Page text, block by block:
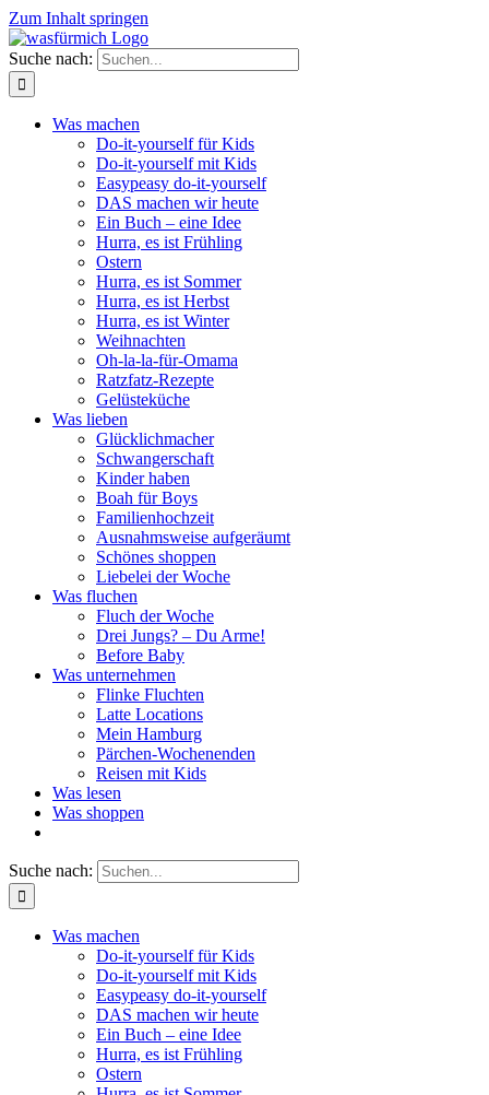
Zum Inhalt springen
Suche nach:
Was machen
Do-it-yourself für Kids
Do-it-yourself mit Kids
Easypeasy do-it-yourself
DAS machen wir heute
Ein Buch – eine Idee
Hurra, es ist Frühling
Ostern
Hurra, es ist Sommer
Hurra, es ist Herbst
Hurra, es ist Winter
Weihnachten
Oh-la-la-für-Omama
Ratzfatz-Rezepte
Gelüsteküche
Was lieben
Glücklichmacher
Schwangerschaft
Kinder haben
Boah für Boys
Familienhochzeit
Ausnahmsweise aufgeräumt
Schönes shoppen
Liebelei der Woche
Was fluchen
Fluch der Woche
Drei Jungs? – Du Arme!
Before Baby
Was unternehmen
Flinke Fluchten
Latte Locations
Mein Hamburg
Pärchen-Wochenenden
Reisen mit Kids
Was lesen
Was shoppen
Suche nach:
Was machen
Do-it-yourself für Kids
Do-it-yourself mit Kids
Easypeasy do-it-yourself
DAS machen wir heute
Ein Buch – eine Idee
Hurra, es ist Frühling
Ostern